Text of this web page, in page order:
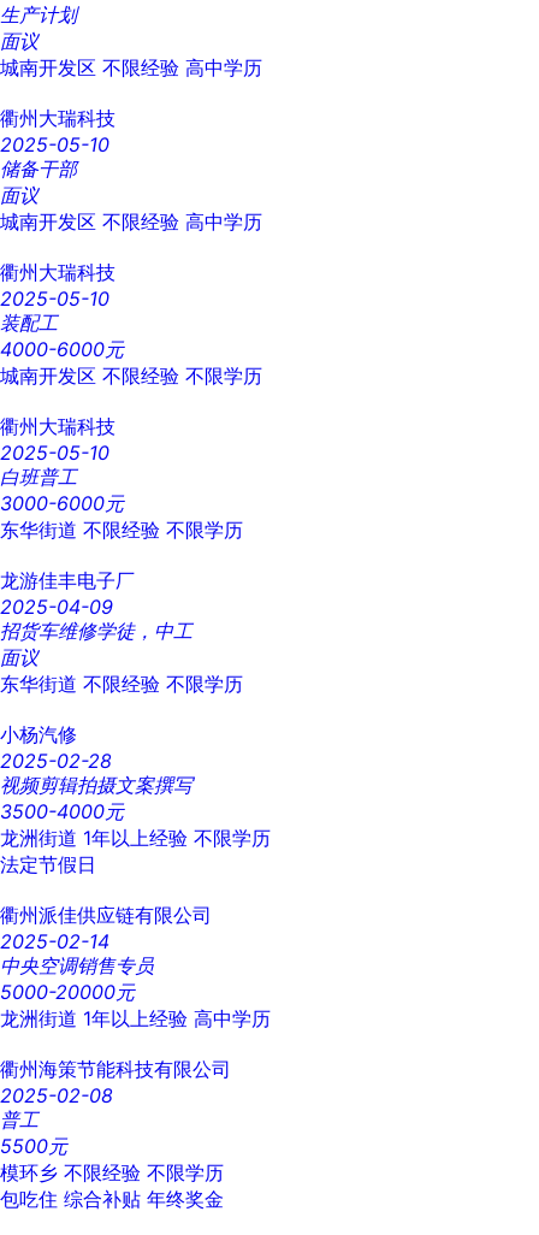
生产计划
面议
城南开发区 不限经验 高中学历
衢州大瑞科技
2025-05-10
储备干部
面议
城南开发区 不限经验 高中学历
衢州大瑞科技
2025-05-10
装配工
4000-6000元
城南开发区 不限经验 不限学历
衢州大瑞科技
2025-05-10
白班普工
3000-6000元
东华街道 不限经验 不限学历
龙游佳丰电子厂
2025-04-09
招货车维修学徒，中工
面议
东华街道 不限经验 不限学历
小杨汽修
2025-02-28
视频剪辑拍摄文案撰写
3500-4000元
龙洲街道 1年以上经验 不限学历
法定节假日
衢州派佳供应链有限公司
2025-02-14
中央空调销售专员
5000-20000元
龙洲街道 1年以上经验 高中学历
衢州海策节能科技有限公司
2025-02-08
普工
5500元
模环乡 不限经验 不限学历
包吃住 综合补贴 年终奖金